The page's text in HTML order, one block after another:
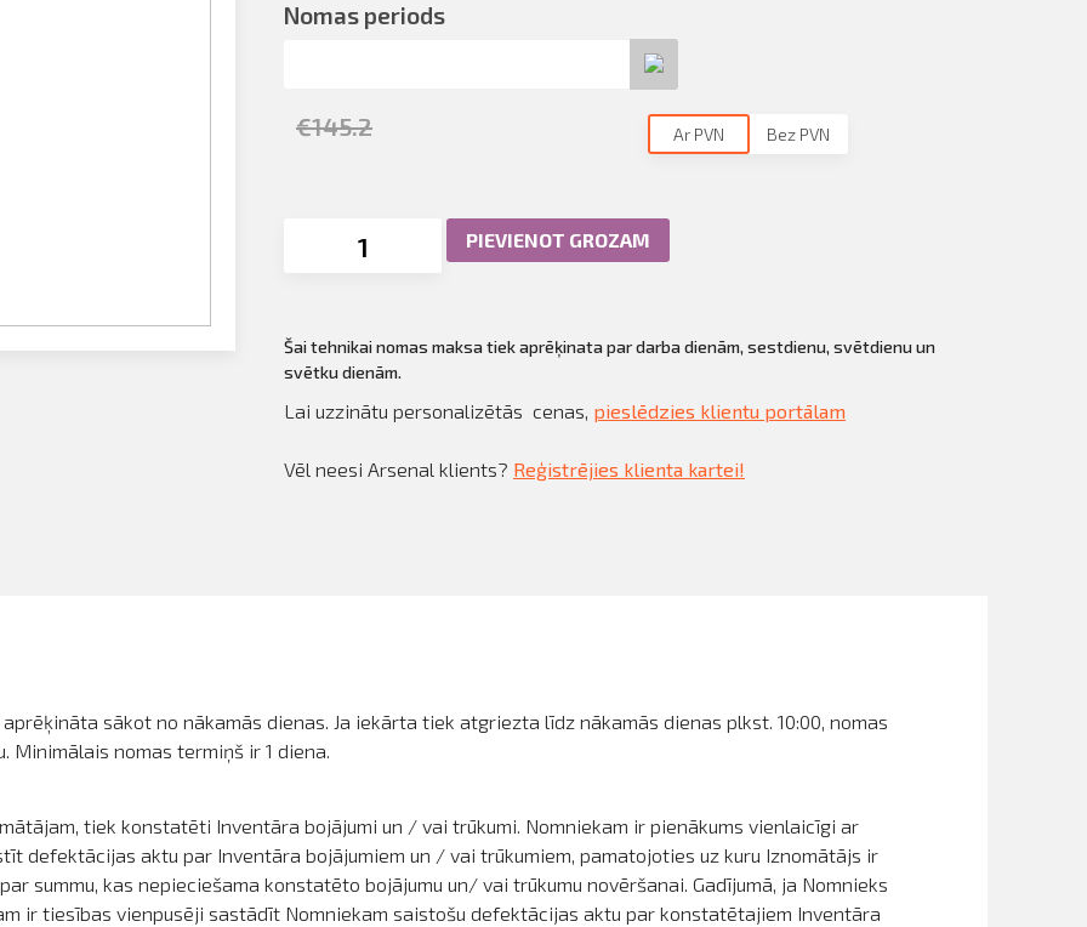
Nomas periods
€145.2 Ar PVN Bez PVN
PIEVIENOT GROZAM
Šai tehnikai nomas maksa tiek aprēķinata par darba dienām, sestdienu, svētdienu un
svētku dienām.
Lai uzzinātu personalizētās cenas, pieslēdzies klientu portālam
Vēl neesi Arsenal klients? Reģistrējies klienta kartei!
sākot no nākamās dienas. Ja iekārta tiek atgriezta līdz nākamās dienas plkst. 10:00, nomas
nomas termiņš ir 1 diena.
tiek konstatēti Inventāra bojājumi un / vai trūkumi. Nomniekam ir pienākums vienlaicīgi ar
defektācijas aktu par Inventāra bojājumiem un / vai trūkumiem, pamatojoties uz kuru Iznomātājs ir
summu, kas nepieciešama konstatēto bojājumu un/ vai trūkumu novēršanai. Gadījumā, ja Nomnieks
ir tiesības vienpusēji sastādīt Nomniekam saistošu defektācijas aktu par konstatētajiem Inventāra